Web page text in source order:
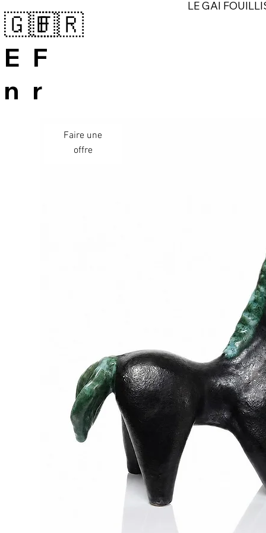
🇬🇧
E
n
🇫🇷
F
r
LE GAI
Faire une
offre